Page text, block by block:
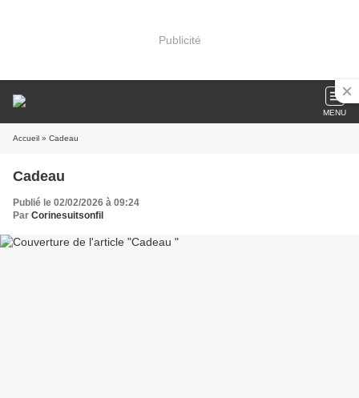
Publicité
MENU
Accueil » Cadeau
Cadeau
Publié le 02/02/2026 à 09:24
Par Corinesuitsonfil